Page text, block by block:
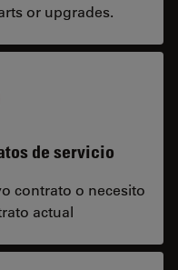
or upgrades.
de servicio
contrato o necesito
actual